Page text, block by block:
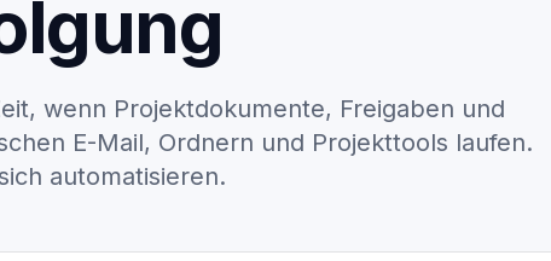
Handwerk, SHK,
Elektrik und Dach
wenn Projektdokumente, Freigaben und
E-Mail, Ordnern und Projekttools laufen.
automatisieren.